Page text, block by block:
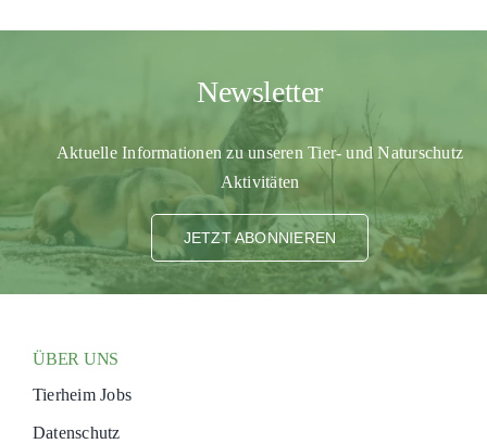
Newsletter
Aktuelle Informationen zu unseren Tier- und Naturschutz
Aktivitäten
JETZT ABONNIEREN
ÜBER UNS
Tierheim Jobs
Datenschutz